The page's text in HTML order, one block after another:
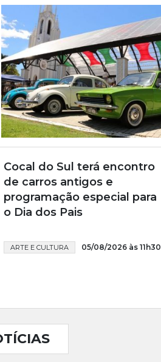
Cocal do Sul terá encontro
de carros antigos e
programação especial para
o Dia dos Pais
ARTE E CULTURA 05/08/2026 às 11h30